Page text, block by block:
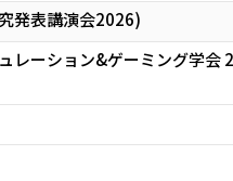
発表講演会2026)
レーション&ゲーミング学会